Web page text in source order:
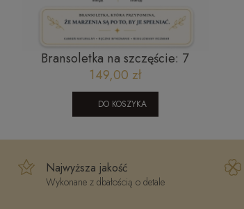
Bransoletka na szczęście: 7
życzeń granat karneol, cytryn,
kwarc, lapis, ametyst, górski
149,00 zł
DO KOSZYKA
Najwyższa jakość
Wykonane z dbałością o detale